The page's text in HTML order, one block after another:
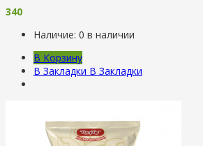
340
Наличие: 0 в наличии
В Корзину
В Закладки В Закладки